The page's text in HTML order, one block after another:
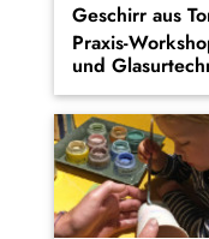
Geschirr aus
Praxis-
und